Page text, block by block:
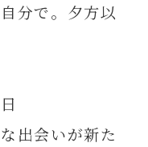
分で。夕方以
出会いが新た